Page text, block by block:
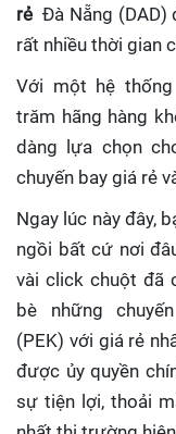
rẻ Đà Nẵng (DAD)
rất nhiều thời gian
Với một hệ
trăm hãng hàng
dàng lựa chọn
chuyến bay giá rẻ
Ngay lúc này đây,
ngồi bất cứ nơi
vài click chuột đã
bè những
(PEK) với giá rẻ
được ủy quyền
sự tiện lợi, thoải